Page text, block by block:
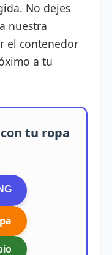
No dejes
nuestra
el contenedor
a tu
tu ropa